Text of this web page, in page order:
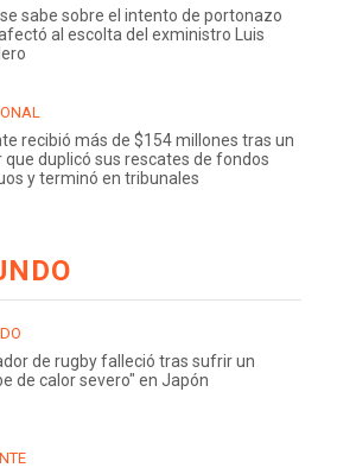
sabe sobre el intento de portonazo
al escolta del exministro Luis
recibió más de $154 millones tras un
que duplicó sus rescates de fondos
y terminó en tribunales
de rugby falleció tras sufrir un
de calor severo" en Japón